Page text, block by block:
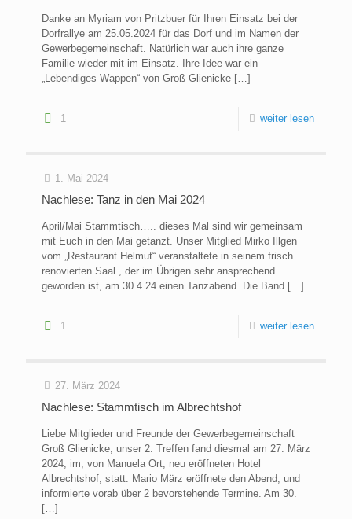
Danke an Myriam von Pritzbuer für Ihren Einsatz bei der
Dorfrallye am 25.05.2024 für das Dorf und im Namen der
Gewerbegemeinschaft. Natürlich war auch ihre ganze
Familie wieder mit im Einsatz. Ihre Idee war ein
„Lebendiges Wappen“ von Groß Glienicke […]
1 weiter lesen
1. Mai 2024
Nachlese: Tanz in den Mai 2024
April/Mai Stammtisch….. dieses Mal sind wir gemeinsam
mit Euch in den Mai getanzt. Unser Mitglied Mirko Illgen
vom „Restaurant Helmut“ veranstaltete in seinem frisch
renovierten Saal , der im Übrigen sehr ansprechend
geworden ist, am 30.4.24 einen Tanzabend. Die Band […]
1 weiter lesen
27. März 2024
Nachlese: Stammtisch im Albrechtshof
Liebe Mitglieder und Freunde der Gewerbegemeinschaft
Groß Glienicke, unser 2. Treffen fand diesmal am 27. März
2024, im, von Manuela Ort, neu eröffneten Hotel
Albrechtshof, statt. Mario März eröffnete den Abend, und
informierte vorab über 2 bevorstehende Termine. Am 30.
[…]